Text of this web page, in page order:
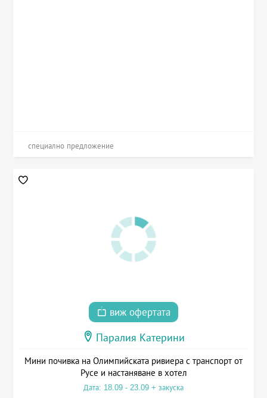
специално предложение
виж офертата
Паралия Катерини
Мини почивка на Олимпийската ривиера с транспорт от
Русе и настаняване в хотел
Дата: 18.09 - 23.09 + закуска